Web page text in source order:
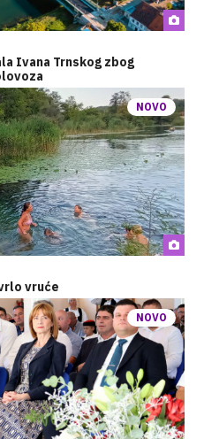
Ivana Trnskog zbog
NOVO
vruće
NOVO